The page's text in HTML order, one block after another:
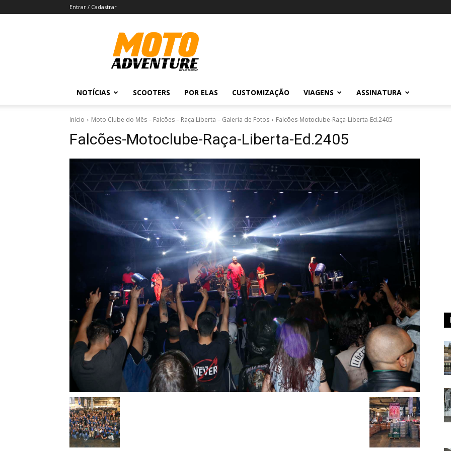
Entrar / Cadastrar
Revista
Moto
Adventure
NOTÍCIAS SCOOTERS POR ELAS CUSTOMIZAÇÃO VIAGENS ASSINATURA
Início Moto Clube do Mês – Falcões – Raça Liberta – Galeria de Fotos Falcões-Motoclube-Raça-Liberta-Ed.2405
Falcões-Motoclube-Raça-Liberta-Ed.2405